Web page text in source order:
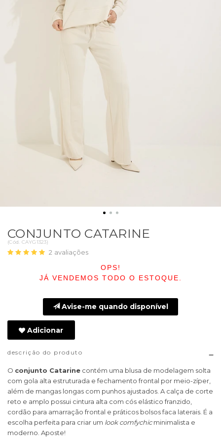
CONJUNTO CATARINE
(Cód. CAYG1323)
2 avaliações
OPS!
JÁ VENDEMOS TODO O ESTOQUE.
Avise-me quando disponível
Adicionar
descrição do produto
O conjunto Catarine contém uma blusa de modelagem solta
com gola alta estruturada e fechamento frontal por meio-zíper,
além de mangas longas com punhos ajustados. A calça de corte
reto e amplo possui cintura alta com cós elástico franzido,
cordão para amarração frontal e práticos bolsos faca laterais. É a
escolha perfeita para criar um look comfychicminimalista e
moderno. Aposte!